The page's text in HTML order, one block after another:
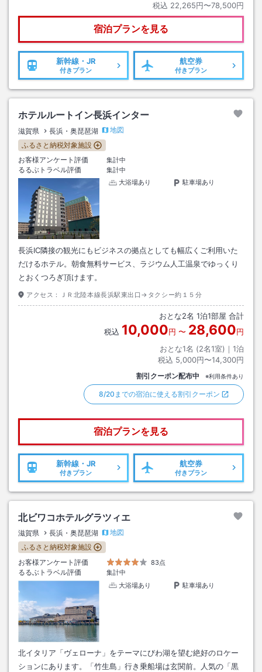
税込 22,265円〜78,500円
宿泊プランを見る
新幹線・JR
付きプラン
航空券
付きプラン
ホテルルートイン長浜インター
滋賀県 長浜・奥琵琶湖
地図
ふるさと納税対象施設
お客様アンケート評価
集計中
るるぶトラベル評価
集計中
大浴場あり
駐車場あり
長浜IC隣接の観光にもビジネスの拠点としても幅広くご利用いた
だけるホテル。朝食無料サービス、ラジウム人工温泉でゆっくり
とおくつろぎ頂けます。
アクセス： ＪＲ北陸本線長浜駅東出口→タクシー約１５分
おとな2名 1泊1部屋 合計
税込 10,000円 〜 28,600円
おとな1名 (2名1室)｜ 1泊
税込 5,000円〜14,300円
割引クーポン配布中 ※利用条件あり
8/20までの宿泊に使える割引クーポン
宿泊プランを見る
新幹線・JR
付きプラン
航空券
付きプラン
北ビワコホテルグラツィエ
滋賀県 長浜・奥琵琶湖
地図
ふるさと納税対象施設
お客様アンケート評価
83点
るるぶトラベル評価
集計中
大浴場あり
駐車場あり
北イタリア「ヴェローナ」をテーマにびわ湖を望む絶好のロケー
ションにあります。「竹生島」行き乗船場は玄関前。人気の「黒